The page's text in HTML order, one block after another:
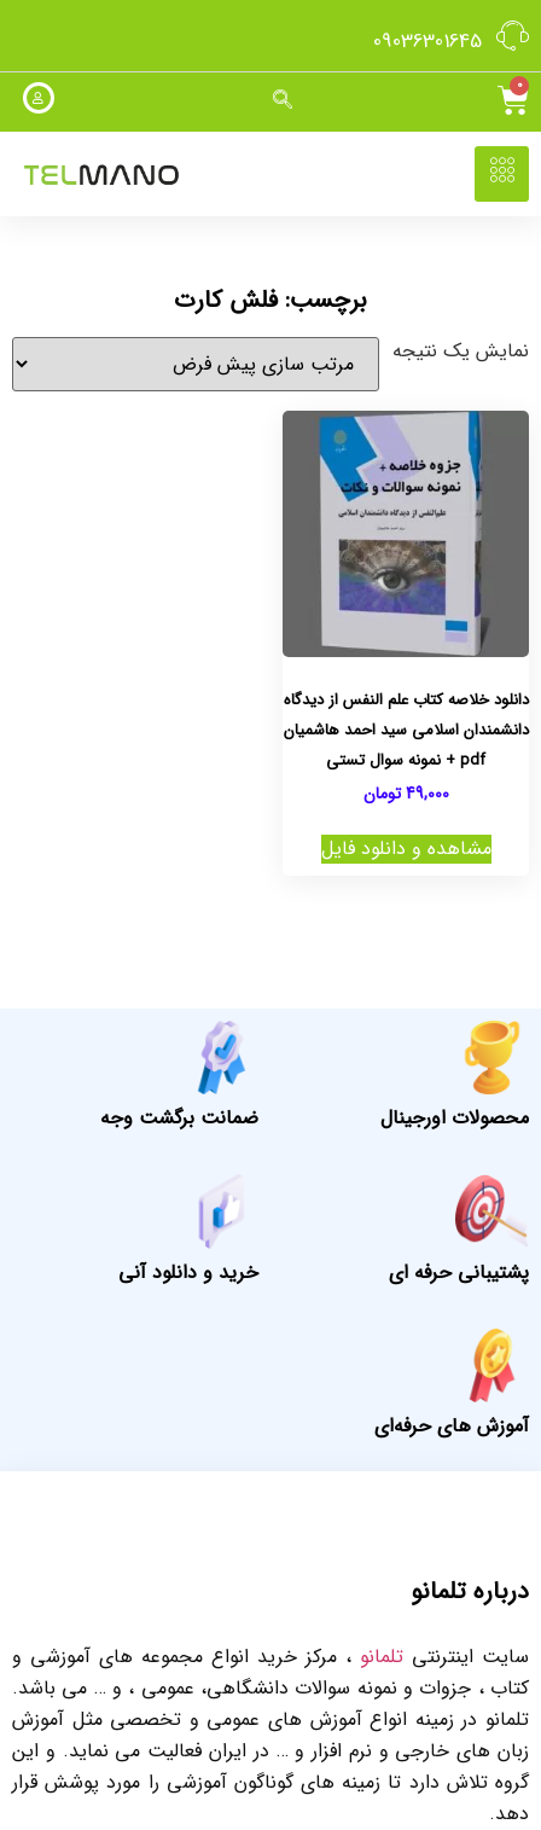
09036301645
0
برچسب: فلش کارت
نمایش یک نتیجه
دانلود خلاصه کتاب علم النفس از دیدگاه
دانشمندان اسلامی سید احمد هاشمیان
pdf + نمونه سوال تستی
49,000 تومان
مشاهده و دانلود فایل
محصولات اورجینال ضمانت برگشت وجه
پشتیبانی حرفه ای خرید و دانلود آنی
آموزش های حرفه‌ای
درباره تلمانو
سایت اینترنتی تلمانو ، مرکز خرید انواع مجموعه های آموزشی و
کتاب ، جزوات و نمونه سوالات دانشگاهی، عمومی ، و … می باشد.
تلمانو در زمینه انواع آموزش های عمومی و تخصصی مثل آموزش
زبان های خارجی و نرم افزار و … در ایران فعالیت می نماید. و این
گروه تلاش دارد تا زمینه های گوناگون آموزشی را مورد پوشش قرار
دهد.